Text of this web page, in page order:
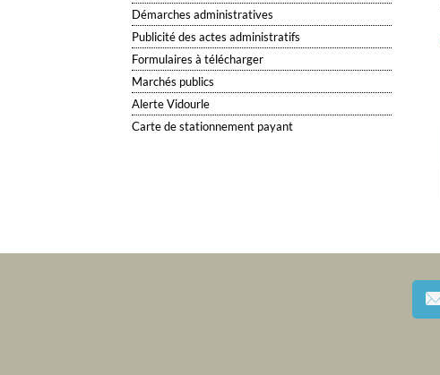
Démarches administratives
Publicité des actes administratifs
Formulaires à télécharger
Marchés publics
Alerte Vidourle
Carte de stationnement payant